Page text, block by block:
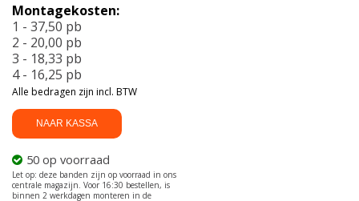
XL
225/45
R19
96Y
aantal
NAAR KASSA
50 op voorraad
Montagekosten:
1 - 37,50 pb
2 - 20,00 pb
3 - 18,33 pb
4 - 16,25 pb
Alle bedragen zijn incl. BTW